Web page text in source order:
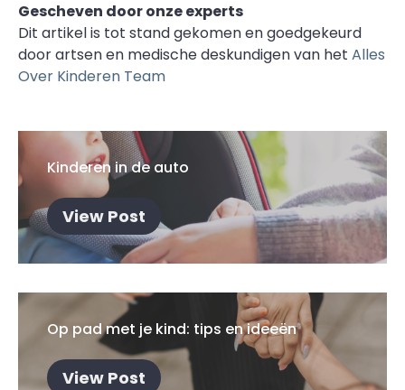
Gescheven door onze experts
Dit artikel is tot stand gekomen en goedgekeurd
door artsen en medische deskundigen van het Alles
Over Kinderen Team
Kinderen in de auto
View Post
Op pad met je kind: tips en ideeën
View Post